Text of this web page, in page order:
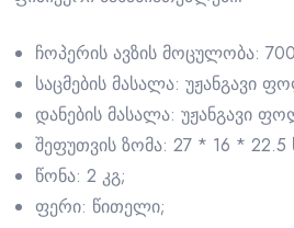
ჩოპერის ავზის მოცულობა:
საცმების მასალა: უჟანგავი
დანების მასალა: უჟანგავი
შეფუთვის ზომა: 27 * 16 * 22.5
წონა: 2 კგ;
ფერი: წითელი;